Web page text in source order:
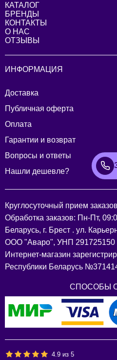
КАТАЛОГ
БРЕНДЫ
КОНТАКТЫ
О НАС
ОТЗЫВЫ
ИНФОРМАЦИЯ
Доставка
Публичная оферта
Оплата
Гарантии и возврат
Вопросы и ответы
Нашли дешевле?
Круглосуточный прием заказов
Обработка заказов: Пн-Пт,
Беларусь, г. Брест . ул.
ООО "Аваро", УНП 291725150
Интернет-магазин
Республики Беларусь
СПОСОБЫ
4.9 из5